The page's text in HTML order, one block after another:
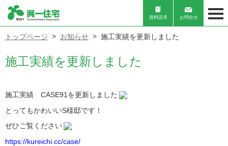
資料請求 お問合せ
トップページ お知らせ 施工実績を更新しました
施工実績を更新しました
施工実績 CASE91を更新しました
とってもかわいいS様邸です！
ぜひご覧ください
https://kureichi.cc/case/